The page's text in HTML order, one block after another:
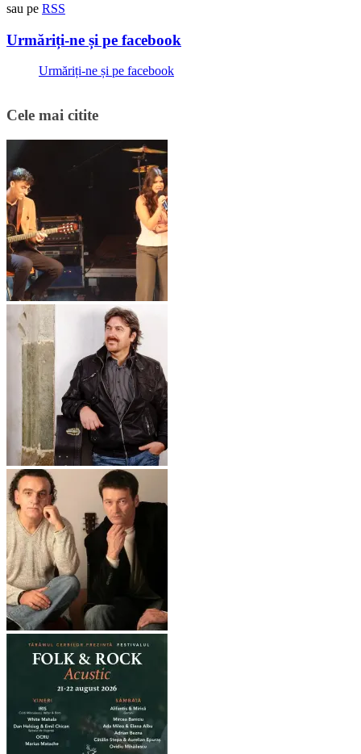
sau pe RSS
Urmăriți-ne și pe facebook
Urmăriți-ne și pe facebook
Cele mai citite